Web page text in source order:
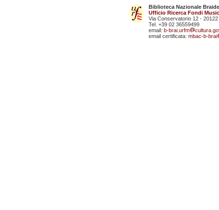
Biblioteca Nazionale
Ufficio Ricerca Fondi
Via Conservatorio 12 - 20122
Tel. +39 02 36559499
email: b-brai.urfm
email certificata: mbac-b-brai